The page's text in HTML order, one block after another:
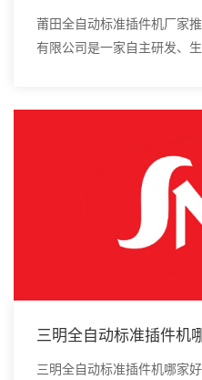
莆田全自动标准插件机厂家
有限公司是一家自主研发、
三明全自动标准插件机
三明全自动标准插件机哪家